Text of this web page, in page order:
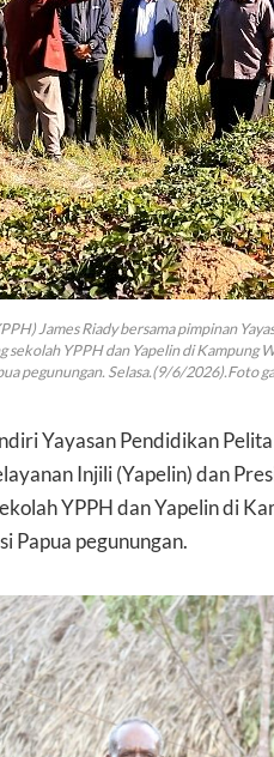
James Riady bersama pimpinan
sekolah YPPH dan Yapelin di Kampung
pegunungan. Selasa.(9/6/2026).Foto
Yayasan Pendidikan
Injili (Yapelin) dan
YPPH dan Yapelin di
Papua pegunungan.